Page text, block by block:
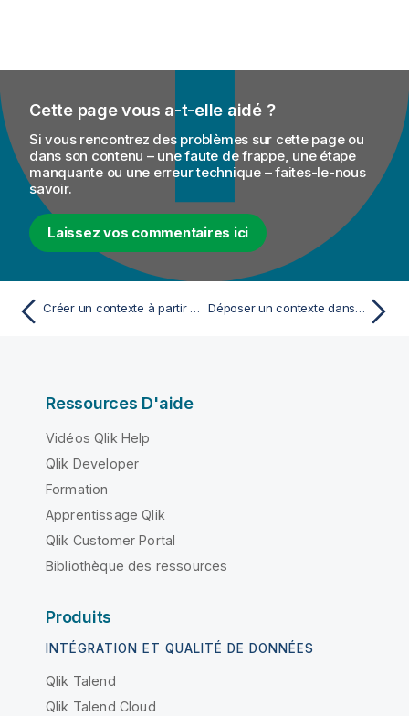
Cette page vous a-t-elle aidé ?
Si vous rencontrez des problèmes sur cette page ou
dans son contenu – une faute de frappe, une étape
manquante ou une erreur technique – faites-le-nous
savoir.
Laissez vos commentaires ici
Créer un contexte à partir d'une métadonnée Déposer un contexte dans un Job ou une Route
Ressources D'aide
Vidéos Qlik Help
Qlik Developer
Formation
Apprentissage Qlik
Qlik Customer Portal
Bibliothèque des ressources
Produits
INTÉGRATION ET QUALITÉ DE DONNÉES
Qlik Talend
Qlik Talend Cloud